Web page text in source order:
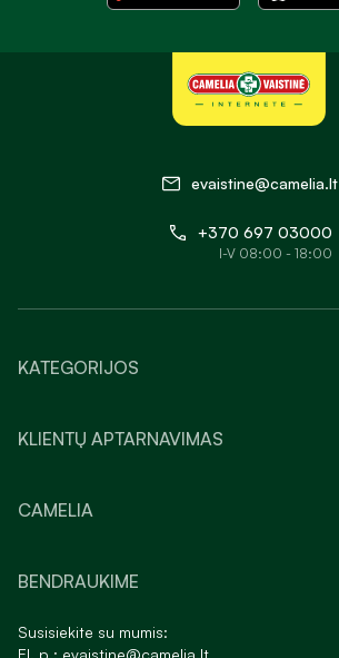
evaistine@camelia.lt
+370 697 03000
I-V 08:00 - 18:00
KATEGORIJOS
KLIENTŲ APTARNAVIMAS
CAMELIA
BENDRAUKIME
Susisiekite su mumis:
El. p.: evaistine@camelia.lt